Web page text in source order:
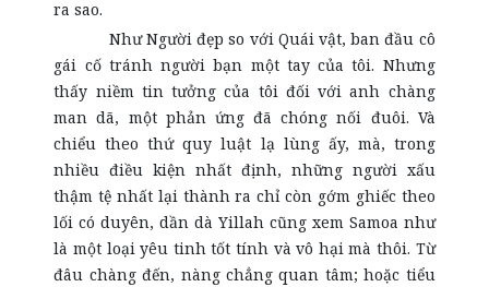
ra sao.
Như Người đẹp so với Quái vật, ban đầu cô
gái cố tránh người bạn một tay của tôi. Nhưng
thấy niềm tin tưởng của tôi đối với anh chàng
man dã, một phản ứng đã chóng nối đuôi. Và
chiểu theo thứ quy luật lạ lùng ấy, mà, trong
nhiều điều kiện nhất định, những người xấu
thậm tệ nhất lại thành ra chỉ còn gớm ghiếc theo
lối có duyên, dần dà Yillah cũng xem Samoa như
là một loại yêu tinh tốt tính và vô hại mà thôi. Từ
đâu chàng đến, nàng chẳng quan tâm; hoặc tiểu